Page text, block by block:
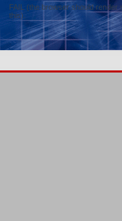
FAIL (the browser should render
this).